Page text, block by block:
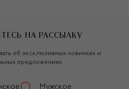
НА РАССЫЛКУ
об эксклюзивных новинках и
предложениях
Мужское